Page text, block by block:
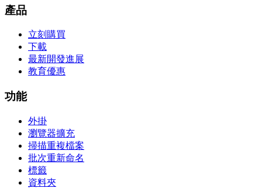
產品
立刻購買
下載
最新開發進展
教育優惠
功能
外掛
瀏覽器擴充
掃描重複檔案
批次重新命名
標籤
資料夾